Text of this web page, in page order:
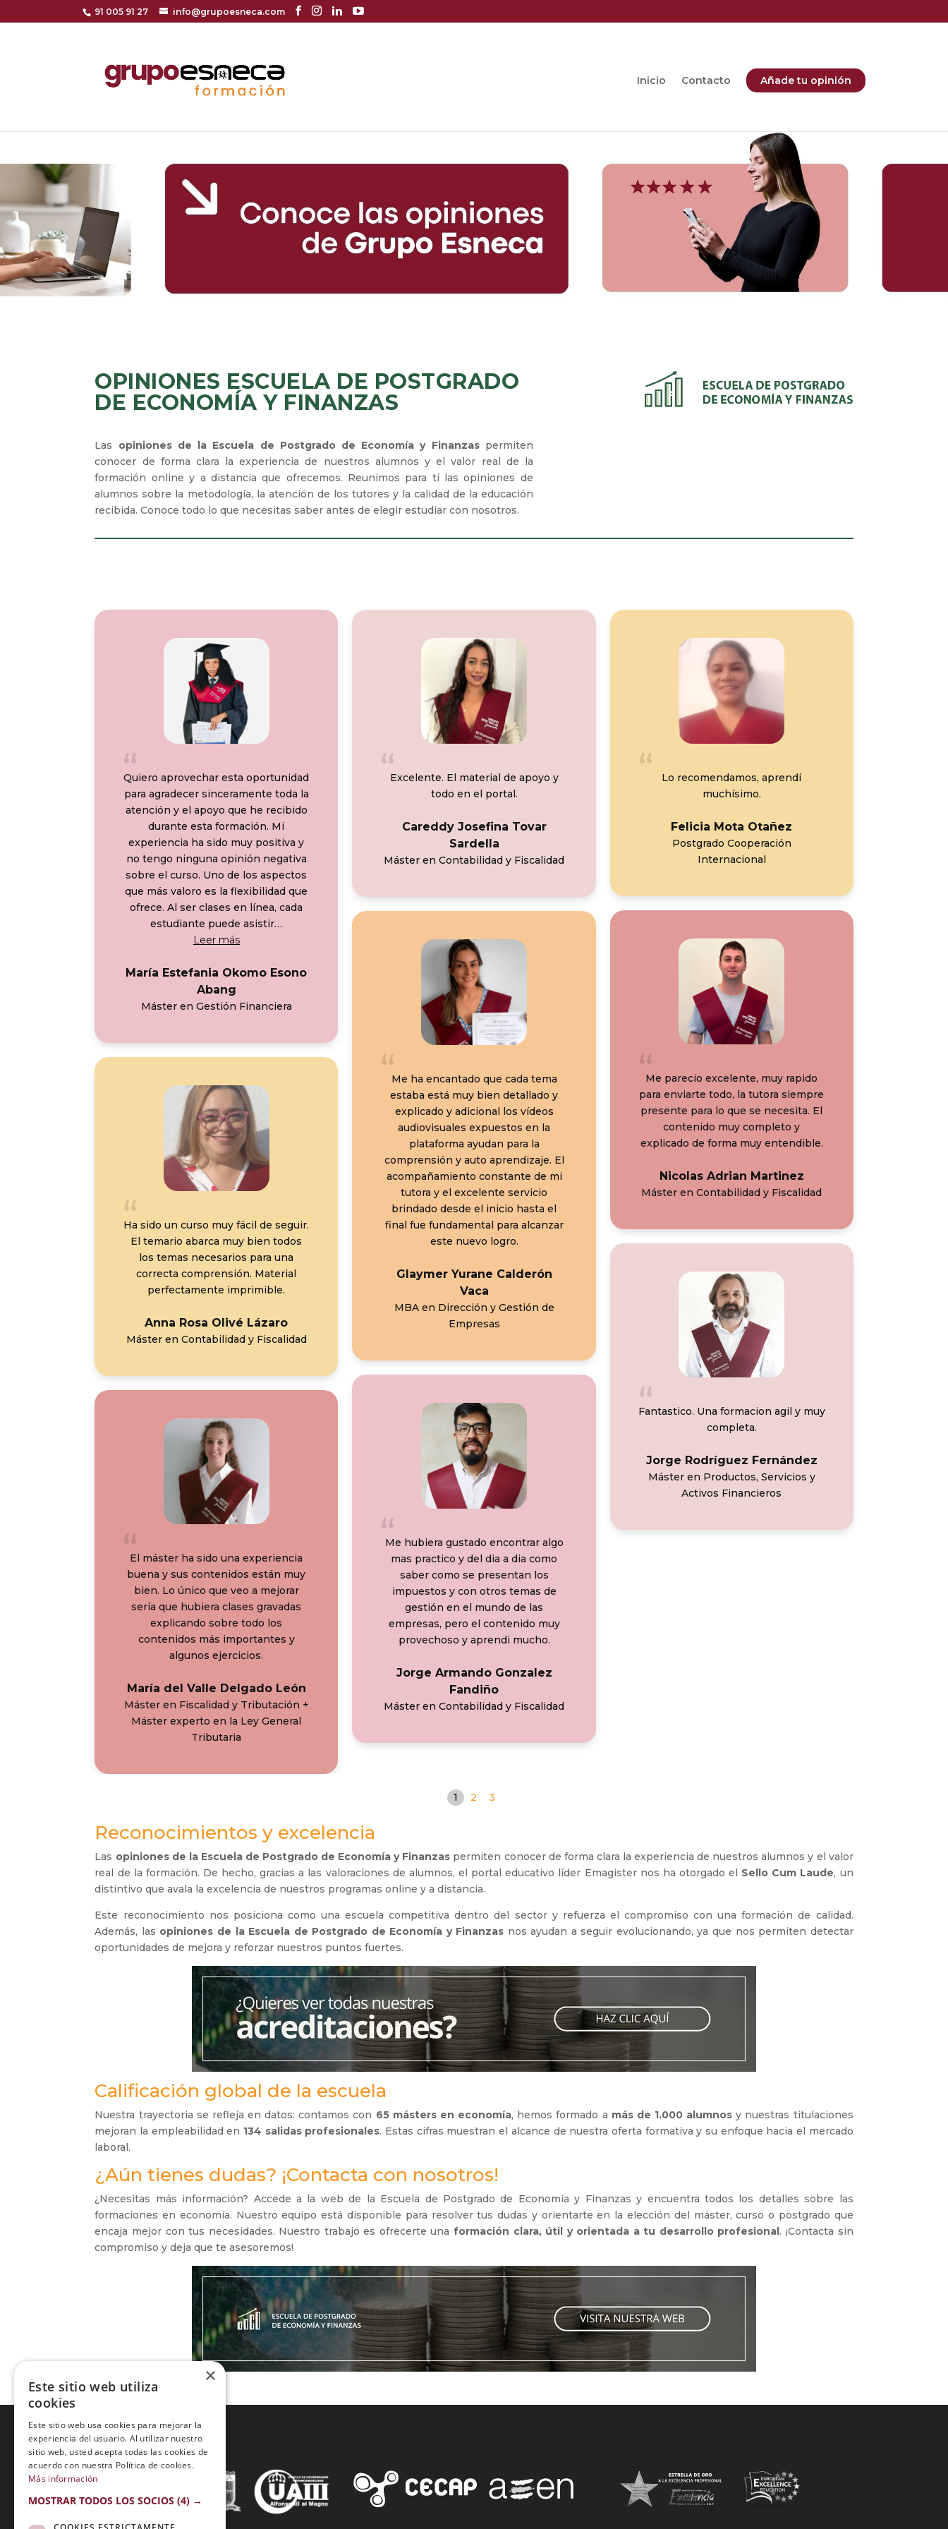
91 005 91 27 info@grupoesneca.com
Inicio Contacto Añade tu opinión
OPINIONES ESCUELA DE POSTGRADO
DE ECONOMÍA Y FINANZAS
Las opiniones de la Escuela de Postgrado de Economía y Finanzaspermiten
conocer de forma clara la experiencia de nuestros alumnos y el valor real de la
formación online y a distancia que ofrecemos. Reunimos para ti las opiniones de
alumnos sobre la metodología, la atención de los tutores y la calidad de la educación
recibida. Conoce todo lo que necesitas saber antes de elegir estudiar con nosotros.
Quiero aprovechar esta oportunidad
para agradecer sinceramente toda la
atención y el apoyo que he recibido
durante esta formación. Mi
experiencia ha sido muy positiva y
no tengo ninguna opinión negativa
sobre el curso. Uno de los aspectos
que más valoro es la flexibilidad que
ofrece. Al ser clases en línea, cada
estudiante puede asistir…
Leer más«María Estefania Okomo Esono Abang»
María Estefania Okomo Esono
Abang
Máster en Gestión Financiera
Ha sido un curso muy fácil de seguir.
El temario abarca muy bien todos
los temas necesarios para una
correcta comprensión. Material
perfectamente imprimible.
Anna Rosa Olivé Lázaro
Máster en Contabilidad y Fiscalidad
El máster ha sido una experiencia
buena y sus contenidos están muy
bien. Lo único que veo a mejorar
sería que hubiera clases gravadas
explicando sobre todo los
contenidos más importantes y
algunos ejercicios.
María del Valle Delgado León
Máster en Fiscalidad y Tributación +
Máster experto en la Ley General
Tributaria
Excelente. El material de apoyo y
todo en el portal.
Careddy Josefina Tovar
Sardella
Máster en Contabilidad y Fiscalidad
Me ha encantado que cada tema
estaba está muy bien detallado y
explicado y adicional los vídeos
audiovisuales expuestos en la
plataforma ayudan para la
comprensión y auto aprendizaje. El
acompañamiento constante de mi
tutora y el excelente servicio
brindado desde el inicio hasta el
final fue fundamental para alcanzar
este nuevo logro.
Glaymer Yurane Calderón
Vaca
MBA en Dirección y Gestión de
Empresas
Me hubiera gustado encontrar algo
mas practico y del dia a dia como
saber como se presentan los
impuestos y con otros temas de
gestión en el mundo de las
empresas, pero el contenido muy
provechoso y aprendi mucho.
Jorge Armando Gonzalez
Fandiño
Máster en Contabilidad y Fiscalidad
Lo recomendamos, aprendí
muchísimo.
Felicia Mota Otañez
Postgrado Cooperación
Internacional
Me parecio excelente, muy rapido
para enviarte todo, la tutora siempre
presente para lo que se necesita. El
contenido muy completo y
explicado de forma muy entendible.
Nicolas Adrian Martinez
Máster en Contabilidad y Fiscalidad
Fantastico. Una formacion agil y muy
completa.
Jorge Rodríguez Fernández
Máster en Productos, Servicios y
Activos Financieros
1 2 3
Reconocimientos y excelencia
Las opiniones de la Escuela de Postgrado de Economía y Finanzas permiten conocer de forma clara la experiencia de nuestros alumnos y el valor
real de la formación. De hecho, gracias a las valoraciones de alumnos, el portal educativo líder Emagister nos ha otorgado el Sello Cum Laude, un
distintivo que avala la excelencia de nuestros programas online y a distancia.
Este reconocimiento nos posiciona como una escuela competitiva dentro del sector y refuerza el compromiso con una formación de calidad.
Además, las opiniones de la Escuela de Postgrado de Economía y Finanzas nos ayudan a seguir evolucionando, ya que nos permiten detectar
oportunidades de mejora y reforzar nuestros puntos fuertes.
Calificación global de la escuela
Nuestra trayectoria se refleja en datos: contamos con 65 másters en economía, hemos formado a más de 1.000 alumnos y nuestras titulaciones
mejoran la empleabilidad en 134 salidas profesionales. Estas cifras muestran el alcance de nuestra oferta formativa y su enfoque hacia el mercado
laboral.
¿Aún tienes dudas? ¡Contacta con nosotros!
¿Necesitas más información? Accede a la web de la Escuela de Postgrado de Economía y Finanzas y encuentra todos los detalles sobre las
formaciones en economía. Nuestro equipo está disponible para resolver tus dudas y orientarte en la elección del máster, curso o postgrado que
encaja mejor con tus necesidades. Nuestro trabajo es ofrecerte una formación clara, útil y orientada a tu desarrollo profesional. ¡Contacta sin
compromiso y deja que te asesoremos!
Acreditaciones:
×
Este sitio web utiliza
cookies
Este sitio web usa cookies para mejorar la
experiencia del usuario. Al utilizar nuestro
sitio web, usted acepta todas las cookies de
acuerdo con nuestra Política de cookies.
Más información
MOSTRAR TODOS LOS SOCIOS (4) →